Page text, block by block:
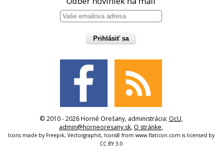
Prihlásiť sa
© 2010 - 2026 Horné Orešany, administrácia: OcU,
admin@horneoresany.sk, O stránke,
Icons made by Freepik, Vectorgraphit, Icons8 from www.flaticon.com is licensed by
CC BY 3.0